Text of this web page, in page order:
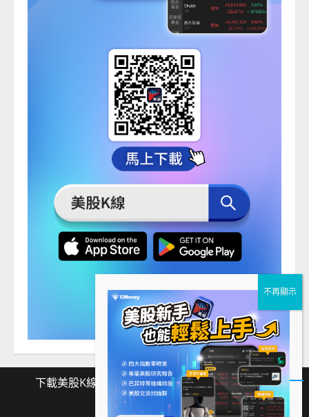
下載美股K線 Facebook Instagram Twitter
Facebook
Instagram
Twitter